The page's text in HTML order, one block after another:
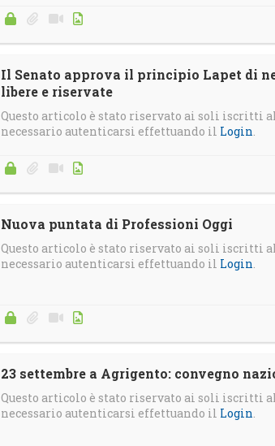
Il Senato approva il principio Lapet di
libere e riservate
Questo articolo è stato riservato ai soli iscritti
necessario autenticarsi effettuando il Login.
Nuova puntata di Professioni Oggi
Questo articolo è stato riservato ai soli iscritti
necessario autenticarsi effettuando il Login.
23 settembre a Agrigento: convegno
Questo articolo è stato riservato ai soli iscritti
necessario autenticarsi effettuando il Login.